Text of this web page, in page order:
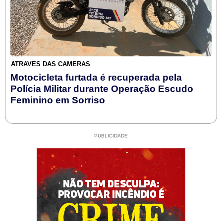
ATRAVÉS DAS CÂMERAS
Motocicleta furtada é recuperada pela
Polícia Militar durante Operação Escudo
Feminino em Sorriso
PUBLICIDADE